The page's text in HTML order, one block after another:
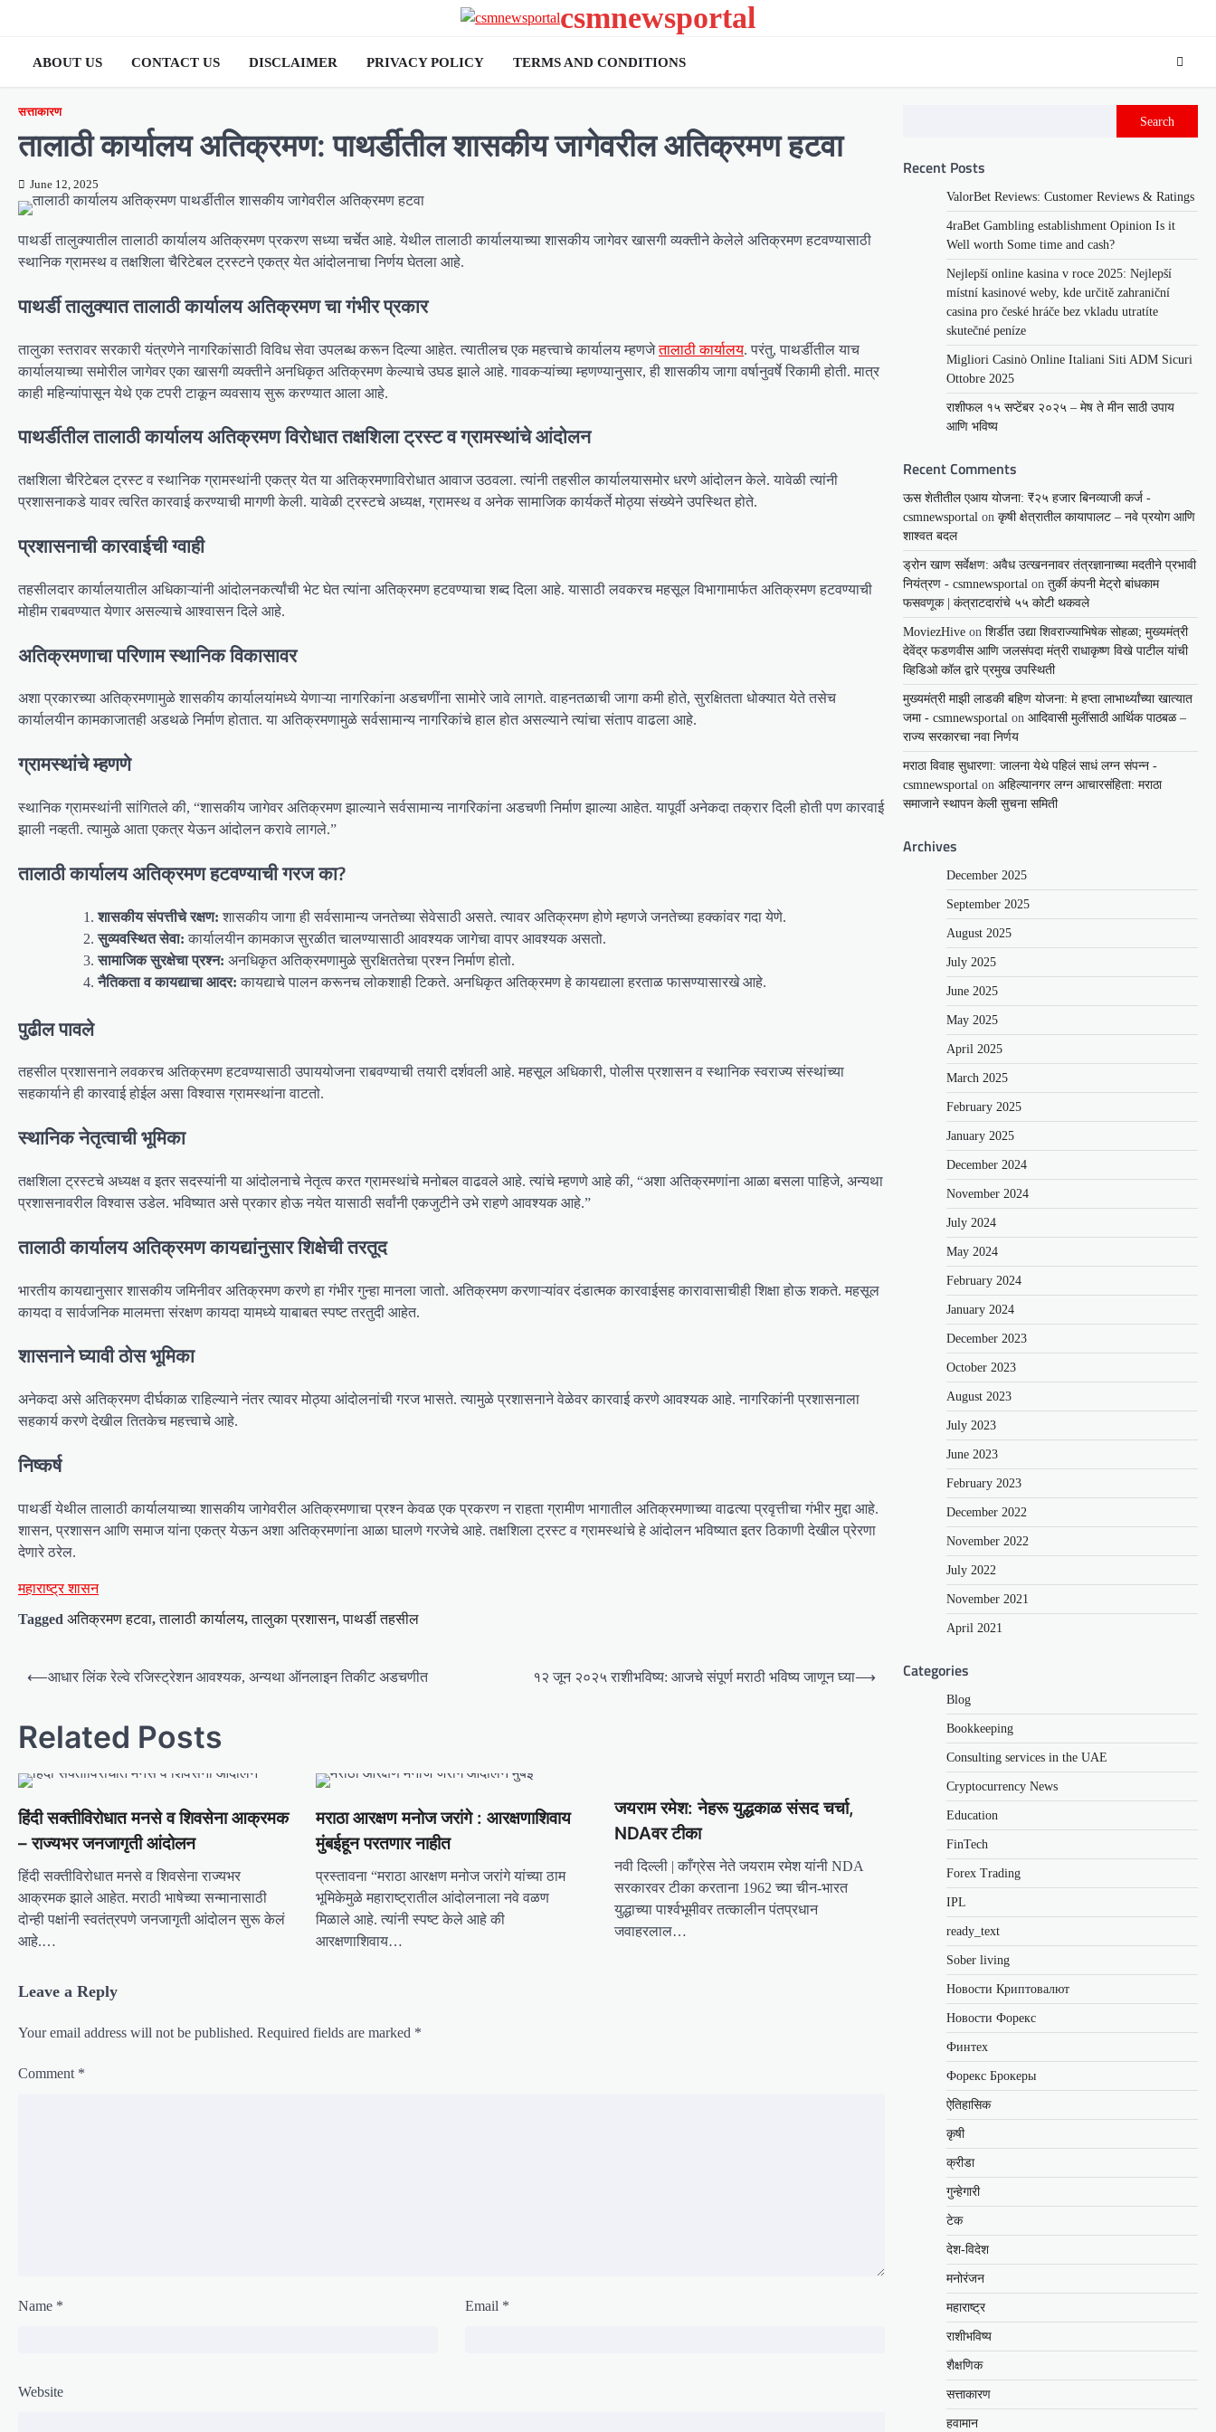
csmnewsportal
ABOUT US CONTACT US DISCLAIMER PRIVACY POLICY TERMS AND CONDITIONS
सत्ताकारण
तालाठी कार्यालय अतिक्रमण: पाथर्डीतील शासकीय जागेवरील अतिक्रमण हटवा
June 12, 2025
पाथर्डी तालुक्यातील तालाठी कार्यालय अतिक्रमण प्रकरण सध्या चर्चेत आहे. येथील तालाठी कार्यालयाच्या शासकीय जागेवर खासगी व्यक्तीने केलेले अतिक्रमण हटवण्यासाठी
स्थानिक ग्रामस्थ व तक्षशिला चैरिटेबल ट्रस्टने एकत्र येत आंदोलनाचा निर्णय घेतला आहे.
पाथर्डी तालुक्यात तालाठी कार्यालय अतिक्रमण चा गंभीर प्रकार
तालुका स्तरावर सरकारी यंत्रणेने नागरिकांसाठी विविध सेवा उपलब्ध करून दिल्या आहेत. त्यातीलच एक महत्त्वाचे कार्यालय म्हणजेतालाठी कार्यालय. परंतु, पाथर्डीतील याच
कार्यालयाच्या समोरील जागेवर एका खासगी व्यक्तीने अनधिकृत अतिक्रमण केल्याचे उघड झाले आहे. गावकऱ्यांच्या म्हणण्यानुसार, ही शासकीय जागा वर्षानुवर्षे रिकामी होती. मात्र
काही महिन्यांपासून येथे एक टपरी टाकून व्यवसाय सुरू करण्यात आला आहे.
पाथर्डीतील तालाठी कार्यालय अतिक्रमण विरोधात तक्षशिला ट्रस्ट व ग्रामस्थांचे आंदोलन
तक्षशिला चैरिटेबल ट्रस्ट व स्थानिक ग्रामस्थांनी एकत्र येत या अतिक्रमणाविरोधात आवाज उठवला. त्यांनी तहसील कार्यालयासमोर धरणे आंदोलन केले. यावेळी त्यांनी
प्रशासनाकडे यावर त्वरित कारवाई करण्याची मागणी केली. यावेळी ट्रस्टचे अध्यक्ष, ग्रामस्थ व अनेक सामाजिक कार्यकर्ते मोठ्या संख्येने उपस्थित होते.
प्रशासनाची कारवाईची ग्वाही
तहसीलदार कार्यालयातील अधिकाऱ्यांनी आंदोलनकर्त्यांची भेट घेत त्यांना अतिक्रमण हटवण्याचा शब्द दिला आहे. यासाठी लवकरच महसूल विभागामार्फत अतिक्रमण हटवण्याची
मोहीम राबवण्यात येणार असल्याचे आश्वासन दिले आहे.
अतिक्रमणाचा परिणाम स्थानिक विकासावर
अशा प्रकारच्या अतिक्रमणामुळे शासकीय कार्यालयांमध्ये येणाऱ्या नागरिकांना अडचणींना सामोरे जावे लागते. वाहनतळाची जागा कमी होते, सुरक्षितता धोक्यात येते तसेच
कार्यालयीन कामकाजातही अडथळे निर्माण होतात. या अतिक्रमणामुळे सर्वसामान्य नागरिकांचे हाल होत असल्याने त्यांचा संताप वाढला आहे.
ग्रामस्थांचे म्हणणे
स्थानिक ग्रामस्थांनी सांगितले की, “शासकीय जागेवर अतिक्रमण झाल्याने सर्वसामान्य नागरिकांना अडचणी निर्माण झाल्या आहेत. यापूर्वी अनेकदा तक्रार दिली होती पण कारवाई
झाली नव्हती. त्यामुळे आता एकत्र येऊन आंदोलन करावे लागले.”
तालाठी कार्यालय अतिक्रमण हटवण्याची गरज का?
शासकीय संपत्तीचे रक्षण: शासकीय जागा ही सर्वसामान्य जनतेच्या सेवेसाठी असते. त्यावर अतिक्रमण होणे म्हणजे जनतेच्या हक्कांवर गदा येणे.
सुव्यवस्थित सेवा: कार्यालयीन कामकाज सुरळीत चालण्यासाठी आवश्यक जागेचा वापर आवश्यक असतो.
सामाजिक सुरक्षेचा प्रश्न: अनधिकृत अतिक्रमणामुळे सुरक्षिततेचा प्रश्न निर्माण होतो.
नैतिकता व कायद्याचा आदर: कायद्याचे पालन करूनच लोकशाही टिकते. अनधिकृत अतिक्रमण हे कायद्याला हरताळ फासण्यासारखे आहे.
पुढील पावले
तहसील प्रशासनाने लवकरच अतिक्रमण हटवण्यासाठी उपाययोजना राबवण्याची तयारी दर्शवली आहे. महसूल अधिकारी, पोलीस प्रशासन व स्थानिक स्वराज्य संस्थांच्या
सहकार्याने ही कारवाई होईल असा विश्वास ग्रामस्थांना वाटतो.
स्थानिक नेतृत्वाची भूमिका
तक्षशिला ट्रस्टचे अध्यक्ष व इतर सदस्यांनी या आंदोलनाचे नेतृत्व करत ग्रामस्थांचे मनोबल वाढवले आहे. त्यांचे म्हणणे आहे की, “अशा अतिक्रमणांना आळा बसला पाहिजे, अन्यथा
प्रशासनावरील विश्वास उडेल. भविष्यात असे प्रकार होऊ नयेत यासाठी सर्वांनी एकजुटीने उभे राहणे आवश्यक आहे.”
तालाठी कार्यालय अतिक्रमण कायद्यांनुसार शिक्षेची तरतूद
भारतीय कायद्यानुसार शासकीय जमिनीवर अतिक्रमण करणे हा गंभीर गुन्हा मानला जातो. अतिक्रमण करणाऱ्यांवर दंडात्मक कारवाईसह कारावासाचीही शिक्षा होऊ शकते. महसूल
कायदा व सार्वजनिक मालमत्ता संरक्षण कायदा यामध्ये याबाबत स्पष्ट तरतुदी आहेत.
शासनाने घ्यावी ठोस भूमिका
अनेकदा असे अतिक्रमण दीर्घकाळ राहिल्याने नंतर त्यावर मोठ्या आंदोलनांची गरज भासते. त्यामुळे प्रशासनाने वेळेवर कारवाई करणे आवश्यक आहे. नागरिकांनी प्रशासनाला
सहकार्य करणे देखील तितकेच महत्त्वाचे आहे.
निष्कर्ष
पाथर्डी येथील तालाठी कार्यालयाच्या शासकीय जागेवरील अतिक्रमणाचा प्रश्न केवळ एक प्रकरण न राहता ग्रामीण भागातील अतिक्रमणाच्या वाढत्या प्रवृत्तीचा गंभीर मुद्दा आहे.
शासन, प्रशासन आणि समाज यांना एकत्र येऊन अशा अतिक्रमणांना आळा घालणे गरजेचे आहे. तक्षशिला ट्रस्ट व ग्रामस्थांचे हे आंदोलन भविष्यात इतर ठिकाणी देखील प्रेरणा
देणारे ठरेल.
महाराष्ट्र शासन
Tagged अतिक्रमण हटवा,तालाठी कार्यालय,तालुका प्रशासन,पाथर्डी तहसील
P
s
t
n
a
v
i
g
a
t
i
o
n
⟵आधार लिंक रेल्वे रजिस्ट्रेशन आवश्यक, अन्यथा ऑनलाइन तिकीट अडचणीत १२ जून २०२५ राशीभविष्य: आजचे संपूर्ण मराठी भविष्य जाणून घ्या⟶
Related Posts
हिंदी सक्तीविरोधात मनसे व शिवसेना आक्रमक
– राज्यभर जनजागृती आंदोलन
हिंदी सक्तीविरोधात मनसे व शिवसेना राज्यभर
आक्रमक झाले आहेत. मराठी भाषेच्या सन्मानासाठी
दोन्ही पक्षांनी स्वतंत्रपणे जनजागृती आंदोलन सुरू केलं
आहे.…
मराठा आरक्षण मनोज जरांगे : आरक्षणाशिवाय
मुंबईहून परतणार नाहीत
प्रस्तावना “मराठा आरक्षण मनोज जरांगे यांच्या ठाम
भूमिकेमुळे महाराष्ट्रातील आंदोलनाला नवे वळण
मिळाले आहे. त्यांनी स्पष्ट केले आहे की
आरक्षणाशिवाय…
जयराम रमेश: नेहरू युद्धकाळ संसद चर्चा,
NDAवर टीका
नवी दिल्ली | काँग्रेस नेते जयराम रमेश यांनी NDA
सरकारवर टीका करताना 1962 च्या चीन-भारत
युद्धाच्या पार्श्वभूमीवर तत्कालीन पंतप्रधान
जवाहरलाल…
Leave a Reply
Your email address will not be published. Required fields are marked *
Comment *
Name * Email *
Website
Search
Recent Posts
ValorBet Reviews: Customer Reviews & Ratings
4raBet Gambling establishment Opinion Is it
Well worth Some time and cash?
Nejlepší online kasina v roce 2025: Nejlepší
místní kasinové weby, kde určitě zahraniční
casina pro české hráče bez vkladu utratíte
skutečné peníze
Migliori Casinò Online Italiani Siti ADM Sicuri
Ottobre 2025
राशीफल १५ सप्टेंबर २०२५ – मेष ते मीन साठी उपाय
आणि भविष्य
Recent Comments
ऊस शेतीतील एआय योजना: ₹२५ हजार बिनव्याजी कर्ज -
csmnewsportal on कृषी क्षेत्रातील कायापालट – नवे प्रयोग आणि
शाश्वत बदल
ड्रोन खाण सर्वेक्षण: अवैध उत्खननावर तंत्रज्ञानाच्या मदतीने प्रभावी
नियंत्रण - csmnewsportal on तुर्की कंपनी मेट्रो बांधकाम
फसवणूक | कंत्राटदारांचे ५५ कोटी थकवले
MoviezHive on शिर्डीत उद्या शिवराज्याभिषेक सोहळा; मुख्यमंत्री
देवेंद्र फडणवीस आणि जलसंपदा मंत्री राधाकृष्ण विखे पाटील यांची
व्हिडिओ कॉल द्वारे प्रमुख उपस्थिती
मुख्यमंत्री माझी लाडकी बहिण योजना: मे हप्ता लाभार्थ्यांच्या खात्यात
जमा - csmnewsportal on आदिवासी मुलींसाठी आर्थिक पाठबळ –
राज्य सरकारचा नवा निर्णय
मराठा विवाह सुधारणा: जालना येथे पहिलं साधं लग्न संपन्न -
csmnewsportal on अहिल्यानगर लग्न आचारसंहिता: मराठा
समाजाने स्थापन केली सुचना समिती
Archives
December 2025
September 2025
August 2025
July 2025
June 2025
May 2025
April 2025
March 2025
February 2025
January 2025
December 2024
November 2024
July 2024
May 2024
February 2024
January 2024
December 2023
October 2023
August 2023
July 2023
June 2023
February 2023
December 2022
November 2022
July 2022
November 2021
April 2021
Categories
Blog
Bookkeeping
Consulting services in the UAE
Cryptocurrency News
Education
FinTech
Forex Trading
IPL
ready_text
Sober living
Новости Криптовалют
Новости Форекс
Финтех
Форекс Брокеры
ऐतिहासिक
कृषी
क्रीडा
गुन्हेगारी
टेक
देश-विदेश
मनोरंजन
महाराष्ट्र
राशीभविष्य
शैक्षणिक
सत्ताकारण
हवामान